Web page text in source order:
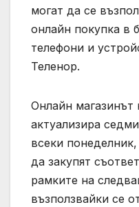
могат да се
онлайн покупка в
телефони и
Теленор.
Онлайн магазинът
актуализира
всеки
да закупят
рамките на
възползвайки се